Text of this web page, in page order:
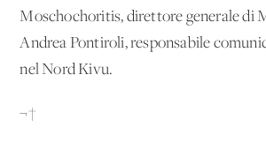
Moschochoritis, direttore generale di
Andrea Pontiroli, responsabile
nel Nord Kivu.
¬†